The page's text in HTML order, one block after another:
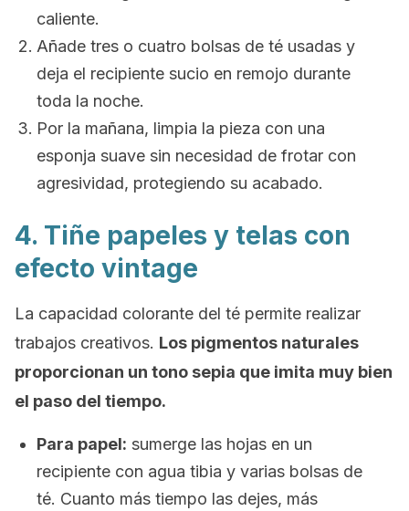
caliente.
Añade tres o cuatro bolsas de té usadas y
deja el recipiente sucio en remojo durante
toda la noche.
Por la mañana, limpia la pieza con una
esponja suave sin necesidad de frotar con
agresividad, protegiendo su acabado.
4. Tiñe papeles y telas con
efecto vintage
La capacidad colorante del té permite realizar
trabajos creativos. Los pigmentos naturales
proporcionan un tono sepia que imita muy bien
el paso del tiempo.
Para papel: sumerge las hojas en un
recipiente con agua tibia y varias bolsas de
té. Cuanto más tiempo las dejes, más